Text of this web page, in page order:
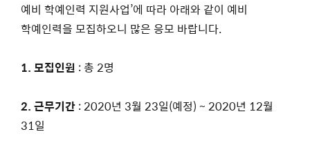
예비 학예인력 지원사업’에 따라 아래와 같이 예비
학예인력을 모집하오니 많은 응모 바랍니다.
1.모집인원 : 총 2명
2.근무기간 : 2020년 3월 23일(예정) ~ 2020년 12월
31일